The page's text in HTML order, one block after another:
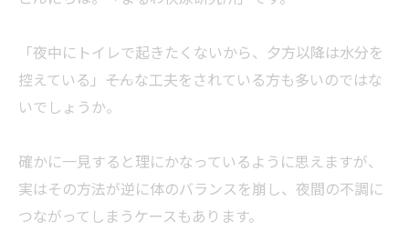
「夜中にトイレで起きたくないから、夕方以降は水分を
控えている」――そんな工夫をされている方も多いのではな
いでしょうか。
確かに一見すると理にかなっているように思えますが、
実はその方法が逆に体のバランスを崩し、夜間の不調に
つながってしまうケースもあります。